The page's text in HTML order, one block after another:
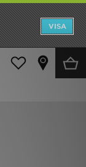
VISA